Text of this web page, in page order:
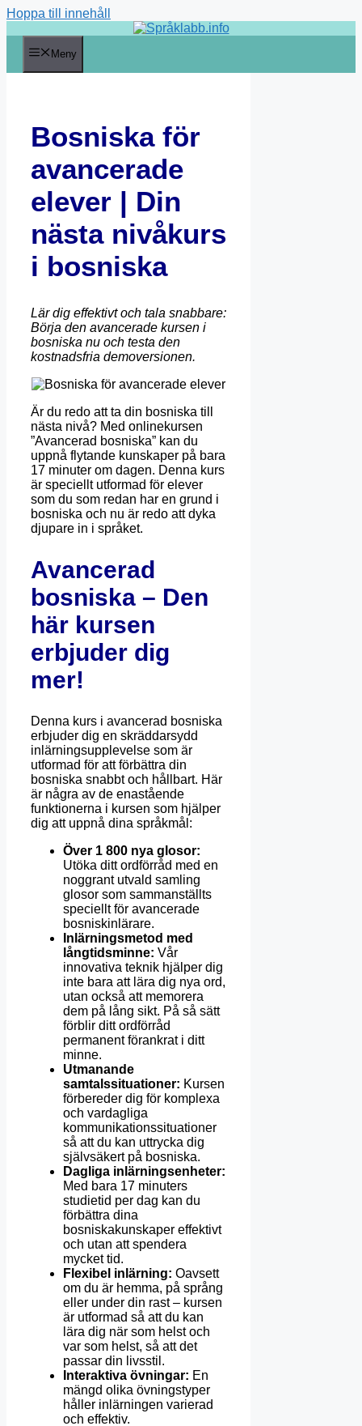
Hoppa till innehåll
Meny
Bosniska för
avancerade
elever | Din
nästa nivåkurs
i bosniska
Lär dig effektivt och tala snabbare:
Börja den avancerade kursen i
bosniska nu och testa den
kostnadsfria demoversionen.
Är du redo att ta din bosniska till
nästa nivå? Med onlinekursen
”Avancerad bosniska” kan du
uppnå flytande kunskaper på bara
17 minuter om dagen. Denna kurs
är speciellt utformad för elever
som du som redan har en grund i
bosniska och nu är redo att dyka
djupare in i språket.
Avancerad
bosniska – Den
här kursen
erbjuder dig
mer!
Denna kurs i avancerad bosniska
erbjuder dig en skräddarsydd
inlärningsupplevelse som är
utformad för att förbättra din
bosniska snabbt och hållbart. Här
är några av de enastående
funktionerna i kursen som hjälper
dig att uppnå dina språkmål:
Över 1 800 nya glosor:
Utöka ditt ordförråd med en
noggrant utvald samling
glosor som sammanställts
speciellt för avancerade
bosniskinlärare.
Inlärningsmetod med
långtidsminne: Vår
innovativa teknik hjälper dig
inte bara att lära dig nya ord,
utan också att memorera
dem på lång sikt. På så sätt
förblir ditt ordförråd
permanent förankrat i ditt
minne.
Utmanande
samtalssituationer: Kursen
förbereder dig för komplexa
och vardagliga
kommunikationssituationer
så att du kan uttrycka dig
självsäkert på bosniska.
Dagliga inlärningsenheter:
Med bara 17 minuters
studietid per dag kan du
förbättra dina
bosniskakunskaper effektivt
och utan att spendera
mycket tid.
Flexibel inlärning: Oavsett
om du är hemma, på språng
eller under din rast – kursen
är utformad så att du kan
lära dig när som helst och
var som helst, så att det
passar din livsstil.
Interaktiva övningar: En
mängd olika övningstyper
håller inlärningen varierad
och effektiv.